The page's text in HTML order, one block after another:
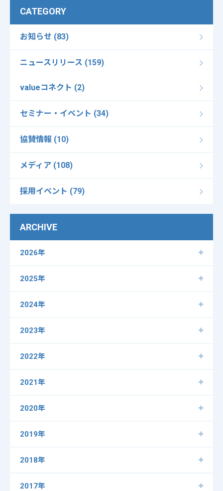
CATEGORY
お知らせ (83)
ニュースリリース (159)
valueコネクト (2)
セミナー・イベント (34)
協賛情報 (10)
メディア (108)
採用イベント (79)
ARCHIVE
2026年
2025年
2024年
2023年
2022年
2021年
2020年
2019年
2018年
2017年